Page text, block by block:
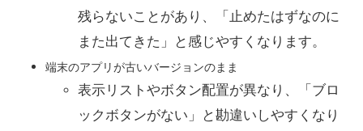
残らないことがあり、「止めたはずなのに
また出てきた」と感じやすくなります。
端末のアプリが古いバージョンのまま
表示リストやボタン配置が異なり、「ブロ
ックボタンがない」と勘違いしやすくなり